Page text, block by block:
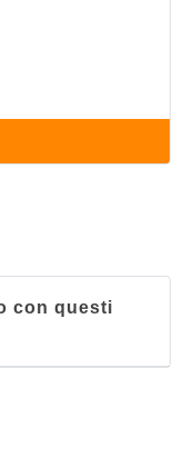
con questi